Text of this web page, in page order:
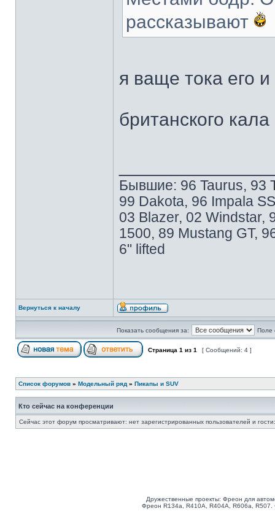
рассказывают
я ваще тока его
британского кала
Бывшие: 96 Taurus, 93
99 Dakota, 96 Impala
03 Blazer, 02 Windstar,
1500, 89 Mustang GT,
6" lifted
Вернуться к началу
Показать сообщения за: Поле
Страница 1 из 1 [ Сообщений: 4 ]
Список форумов » Модельный ряд » Пикапы и SUV
Кто сейчас на конференции
Сейчас этот форум просматривают: нет зарегистрированных пользователей и
Дружественные проекты: Фреон для
Фреон R134a, R410A, R404A, R606a,